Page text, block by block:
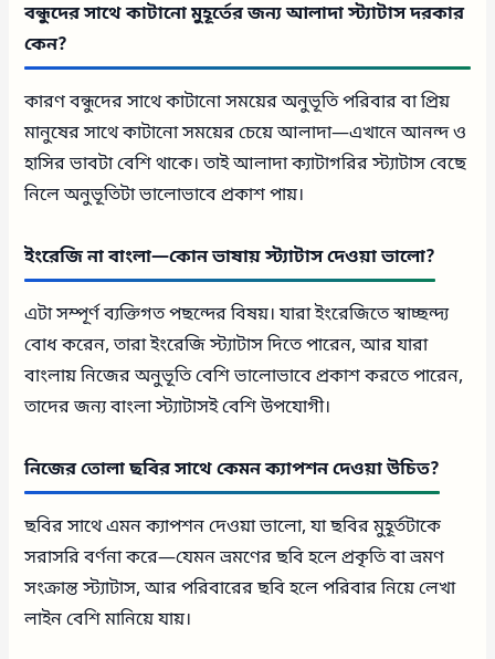
বন্ধুদের সাথে কাটানো মুহূর্তের জন্য আলাদা স্ট্যাটাস দরকার
কেন?
কারণ বন্ধুদের সাথে কাটানো সময়ের অনুভূতি পরিবার বা প্রিয়
মানুষের সাথে কাটানো সময়ের চেয়ে আলাদা—এখানে আনন্দ ও
হাসির ভাবটা বেশি থাকে। তাই আলাদা ক্যাটাগরির স্ট্যাটাস বেছে
নিলে অনুভূতিটা ভালোভাবে প্রকাশ পায়।
ইংরেজি না বাংলা—কোন ভাষায় স্ট্যাটাস দেওয়া ভালো?
এটা সম্পূর্ণ ব্যক্তিগত পছন্দের বিষয়। যারা ইংরেজিতে স্বাচ্ছন্দ্য
বোধ করেন, তারা ইংরেজি স্ট্যাটাস দিতে পারেন, আর যারা
বাংলায় নিজের অনুভূতি বেশি ভালোভাবে প্রকাশ করতে পারেন,
তাদের জন্য বাংলা স্ট্যাটাসই বেশি উপযোগী।
নিজের তোলা ছবির সাথে কেমন ক্যাপশন দেওয়া উচিত?
ছবির সাথে এমন ক্যাপশন দেওয়া ভালো, যা ছবির মুহূর্তটাকে
সরাসরি বর্ণনা করে—যেমন ভ্রমণের ছবি হলে প্রকৃতি বা ভ্রমণ
সংক্রান্ত স্ট্যাটাস, আর পরিবারের ছবি হলে পরিবার নিয়ে লেখা
লাইন বেশি মানিয়ে যায়।